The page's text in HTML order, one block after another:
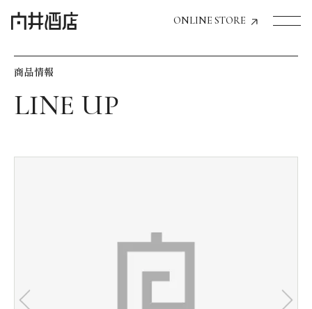
ONLINE STORE
飲食店経営のお客様
お気に入り機能の活用方法
商品情報